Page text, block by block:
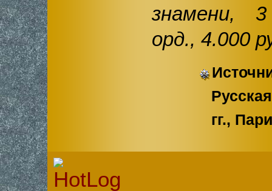
знамени,
орд., 4.000
гг.,